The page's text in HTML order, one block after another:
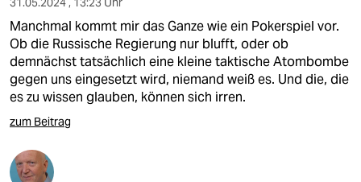
Manchmal kommt mir das Ganze wie ein Pokerspiel vor.
Ob die Russische Regierung nur blufft, oder ob
demnächst tatsächlich eine kleine taktische Atombombe
gegen uns eingesetzt wird, niemand weiß es. Und die, die
es zu wissen glauben, können sich irren.
zum Beitrag